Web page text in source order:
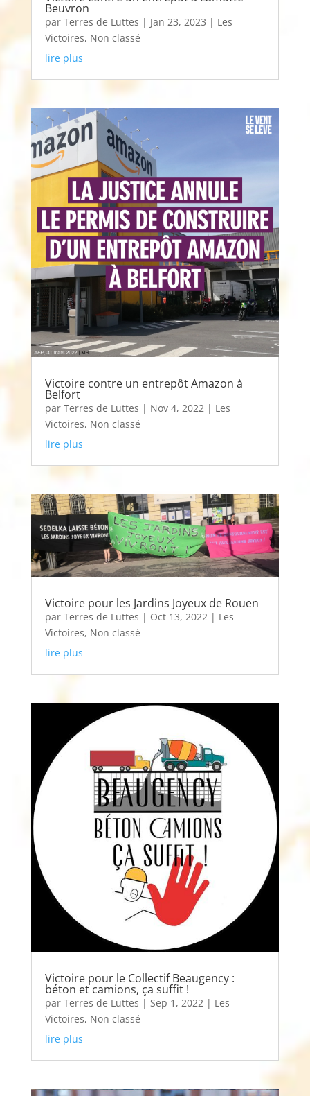
Beuvron
par Terres de Luttes | Jan 23, 2023 | Les
Victoires, Non classé
lire plus
Victoire contre un entrepôt Amazon à
Belfort
par Terres de Luttes | Nov 4, 2022 | Les
Victoires, Non classé
lire plus
Victoire pour les Jardins Joyeux de Rouen
par Terres de Luttes | Oct 13, 2022| Les
Victoires, Non classé
lire plus
Victoire pour le Collectif Beaugency :
béton et camions, ça suffit !
par Terres de Luttes | Sep 1, 2022 | Les
Victoires, Non classé
lire plus